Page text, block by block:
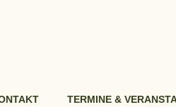
TERMINE &